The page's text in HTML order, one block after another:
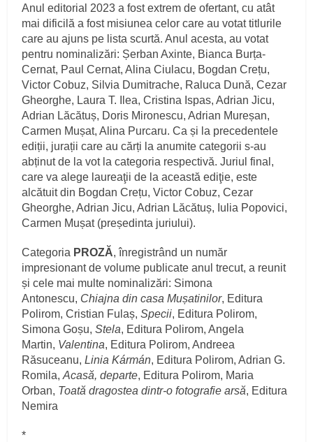
Anul editorial 2023 a fost extrem de ofertant, cu atât
mai dificilă a fost misiunea celor care au votat titlurile
care au ajuns pe lista scurtă. Anul acesta, au votat
pentru nominalizări: Șerban Axinte, Bianca Burța-
Cernat, Paul Cernat, Alina Ciulacu, Bogdan Crețu,
Victor Cobuz, Silvia Dumitrache, Raluca Dună, Cezar
Gheorghe, Laura T. Ilea, Cristina Ispas, Adrian Jicu,
Adrian Lăcătuș, Doris Mironescu, Adrian Mureșan,
Carmen Mușat, Alina Purcaru. Ca și la precedentele
ediții, jurații care au cărți la anumite categorii s-au
abținut de la vot la categoria respectivă. Juriul final,
care va alege laureaţii de la această ediţie, este
alcătuit din Bogdan Crețu, Victor Cobuz, Cezar
Gheorghe, Adrian Jicu, Adrian Lăcătuș, Iulia Popovici,
Carmen Mușat (președinta juriului).
Categoria PROZĂ, înregistrând un număr
impresionant de volume publicate anul trecut, a reunit
și cele mai multe nominalizări: Simona
Antonescu, Chiajna din casa Mușatinilor, Editura
Polirom, Cristian Fulaș,Specii, Editura Polirom,
Simona Goșu,Stela, Editura Polirom, Angela
Martin, Valentina, Editura Polirom, Andreea
Răsuceanu,Linia Kármán, Editura Polirom, Adrian G.
Romila,Acasă, departe, Editura Polirom, Maria
Orban, Toată dragostea dintr-o fotografie arsă, Editura
Nemira
*